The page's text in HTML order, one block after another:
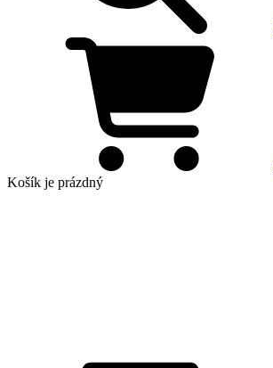
Košík je prázdný